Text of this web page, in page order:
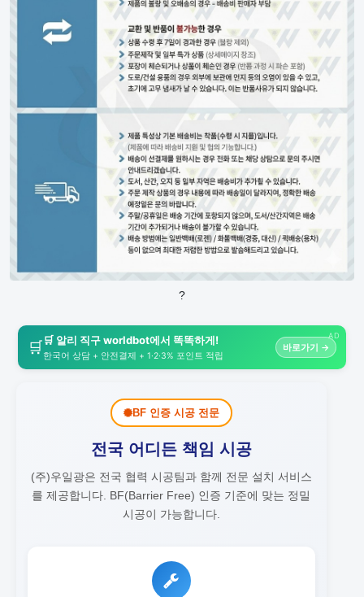
?
AD
🛒🛒 알리 직구 worldbot에서 똑똑하게!
한국어 상담 + 안전결제 + 1·2·3% 포인트 적립
바로가기 →
BF 인증 시공 전문
전국 어디든 책임 시공
(주)우일광은 전국 협력 시공팀과 함께 전문 설치 서비스
를 제공합니다. BF(Barrier Free) 인증 기준에 맞는 정밀
시공이 가능합니다.